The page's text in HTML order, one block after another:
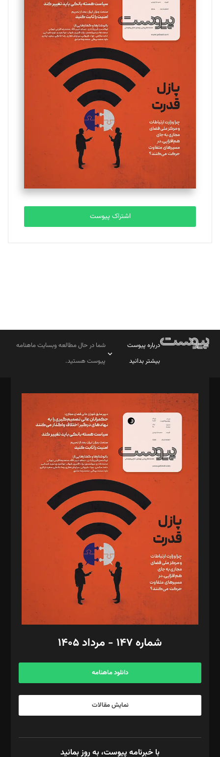
تحریریه
مینا پاکدل
یسنا امان‌پور
تحریریه
ملینا جعفری
تحریریه
مصطفی مسجدی آرانی
تحریریه
بابک نقاش
تحریریه
اشتراک پیوست
درباره پیوست
بیشتر بدانید
شما در حال مطالعه وبسایت ماهنامه
پیوست هستید.
مدیر مسئول: محمدباقر اثنی‌عشری
سردبیر: مهرک محمودی
دبیر تحریریه: میثم قاسمی
د‌بیر ناداستان: سمانه سمیع
د‌بیر خدمت و تجارت: ابوالفضل رجبی
د‌بیر حقوق فناوری: حسام‌الدین ایپکچی
د‌بیر پیوست جهان: مینا پاکدل
د‌بیر تحریریه آنلاین: بابک نقاش
تحریریه‌: مجتبی محمود‌ی، آرش برهمند، یسنا امان‌پور، سروش کرمیان،
مصطفی مسجدی آرانی، ابوالفضل رجبی، زهرا فکرانه، فائزه فتحی
رستمی،مصطفی باستان
ویرایش: نگار استاد‌‌آقا
طراح یونیفرم: مجید توکلی
فیلمبرداری و عکاسی: امیر شفیعی، مانی لطفی زاده
گرافیک و صفحه‌آرایی: سید‌سبحان‌علی ثابت
مد‌یر توسعه تجاری: کامبیز برید‌
امور مالی: شاپور رهبری، محمد‌ کاظمی‌نیا
آگهی و مشترکین: ۰۹۱۹۹۹۹۰۴۵۴
شماره ۱۴۷ - مرداد ۱۴۰۵
دانلود ماهنامه
نمایش مقالات
با خبرنامه پیوست، به روز بمانید